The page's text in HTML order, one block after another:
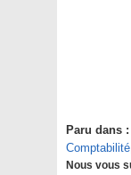
Paru dans :
Comptabilité
Nous vous